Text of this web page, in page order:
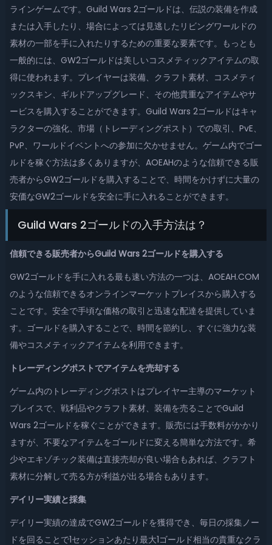
ラインゲームです。Guild Wars 2ゴールドは、伝説の装備を作成
または入手したり、場合によっては見逃したリビングワールドの
素材の一部を手に入れたりするための重要な要素です。もっとも
一般的には、GW2ゴールドは美しいコスメティックアイテムの取
得に使われます。プレイヤーは装備、クラフト素材、コスメティ
ックスキン、ギルドアップグレード、その他貴重なアイテムやサ
ービスを購入することができます。Guild Wars 2ゴールドはキャ
ラクターの強化、市場（トレーディングポスト）での取引、PvE、
PvP、ワールドイベントへの参加に欠かせません。ゲーム内でゴー
ルドを稼ぐ方法は多くありますが、AOEAHのような信頼できる販
売者からGW2ゴールドを購入することで、時間をかけずに大量の
安価なGW2ゴールドを安全に手に入れることができます。
Guild Wars 2ゴールドの入手方法は？
信頼できる販売者からGuild Wars 2ゴールドを購入する
GW2ゴールドを手に入れる最も速い方法の一つは、AOEAH.COM
のような信頼できるオンラインマーケットプレイスから購入する
ことです。安全で手頃な価格の取引と迅速な配達を提供していま
す。ゴールドを購入することで、時間を節約し、すぐに強力な装
備やコスメティックアイテムを利用できます。
トレーディングポストでアイテムを売却する
ゲーム内のトレーディングポストはプレイヤー主導のマーケット
プレイスで、戦利品やクラフト素材、装備を売ることでGuild
Wars 2ゴールドを稼ぐことができます。販売には手数料がかかり
ますが、不要なアイテムをゴールドに変える簡単な方法です。希
少やエキゾチック装備は直接売却が良い場合もあれば、クラフト
素材に分解して売る方が利益が出る場合もあります。
デイリー実績と採集
デイリー実績の達成でGW2ゴールドを獲得でき、毎日の採集ノー
ドを回ることで1セッションあたり最大1ゴールド相当の貴重なクラ